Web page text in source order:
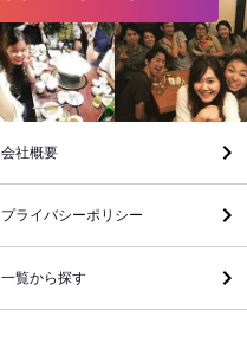
会社概要
プライバシーポリシー
一覧から探す